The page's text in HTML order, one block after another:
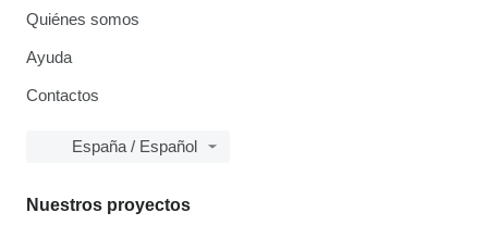
Quiénes somos
Ayuda
Contactos
España / Español
Nuestros proyectos